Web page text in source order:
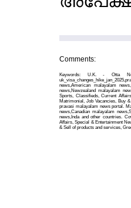
Comments:
Keywords: U.K. - Otta
news,American malayalam
news,Newzealand malayalam
Sports, Classifieds, Current
Matrimonial, Job Vacancies, Buy
pravasi malayalam news portal.
news,Canadian malayalam
news,Inda and other countries.
Affairs, Special & Entertainment
& Sell of products and services,